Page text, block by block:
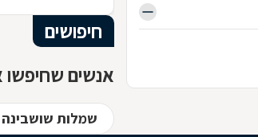
חיפושים
אנשים שחיפשו
שמלות שושבינה